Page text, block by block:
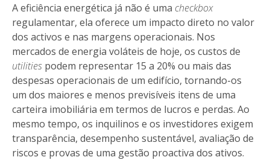
A eficiência energética já não é uma checkbox
regulamentar, ela oferece um impacto direto no valor
dos activos e nas margens operacionais. Nos
mercados de energia voláteis de hoje, os custos de
utilities podem representar 15 a 20% ou mais das
despesas operacionais de um edifício, tornando-os
um dos maiores e menos previsíveis itens de uma
carteira imobiliária em termos de lucros e perdas. Ao
mesmo tempo, os inquilinos e os investidores exigem
transparência, desempenho sustentável, avaliação de
riscos e provas de uma gestão proactiva dos ativos.